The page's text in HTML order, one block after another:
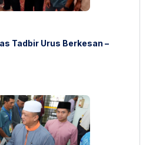
Tadbir Urus Berkesan –